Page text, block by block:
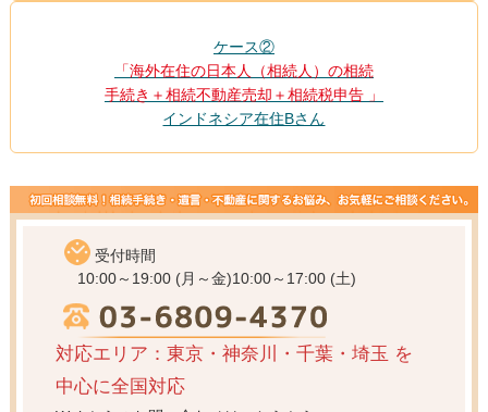
ケース②
「海外在住の日本人（相続人）の相続
手続き＋相続不動産売却＋相続税申告 」
インドネシア在住Bさん
受付時間
10:00～19:00 (月～金)10:00～17:00 (土)
対応エリア：東京・神奈川・千葉・埼玉 を
中心に全国対応